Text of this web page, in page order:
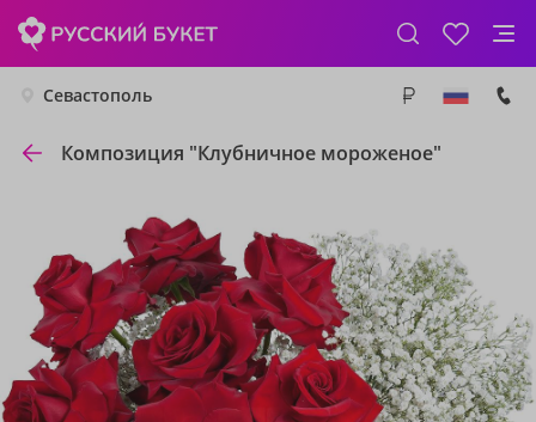
Севастополь
Композиция "Клубничное мороженое"